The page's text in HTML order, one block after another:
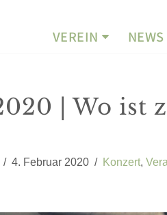
VEREIN NEWS
| Wo ist
4. Februar 2020 Konzert,